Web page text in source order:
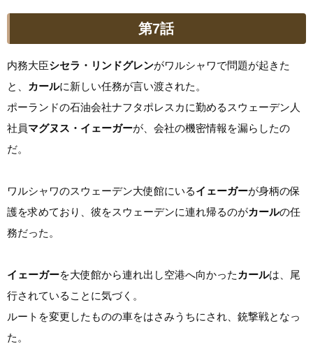
第7話
内務大臣シセラ・リンドグレンがワルシャワで問題が起きた
と、
カールに新しい任務が言い渡された。
ポーランドの石油会社ナフタポレスカに勤めるスウェーデン人
社員マグヌス・イェーガーが、会社の機密情報を漏らしたの
だ。
ワルシャワのスウェーデン大使館にいるイェーガーが身柄の保
護を求めており、彼をスウェーデンに連れ帰るのがカールの任
務だった。
イェーガーを大使館から連れ出し空港へ向かった カールは、尾
行されていることに気づく。
ルートを変更したものの車をはさみうちにされ、銃撃戦となっ
た。